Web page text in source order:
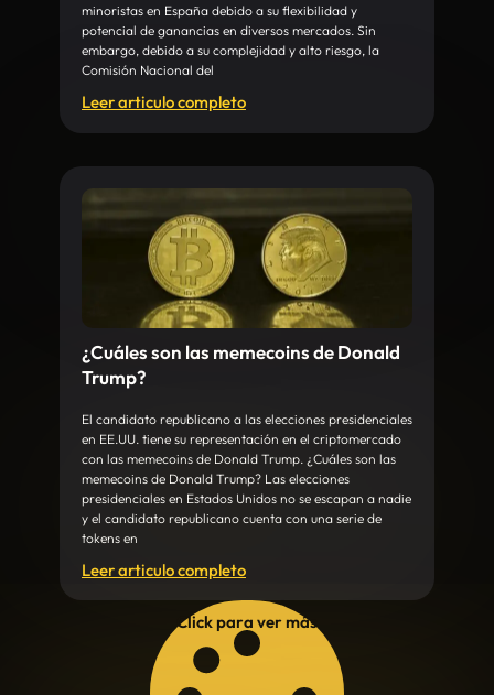
minoristas en España debido a su flexibilidad y
potencial de ganancias en diversos mercados. Sin
embargo, debido a su complejidad y alto riesgo, la
Comisión Nacional del
Leer articulo completo
¿Cuáles son las memecoins de Donald
Trump?
El candidato republicano a las elecciones presidenciales
en EE.UU. tiene su representación en el criptomercado
con las memecoins de Donald Trump. ¿Cuáles son las
memecoins de Donald Trump? Las elecciones
presidenciales en Estados Unidos no se escapan a nadie
y el candidato republicano cuenta con una serie de
tokens en
Leer articulo completo
Click para ver más